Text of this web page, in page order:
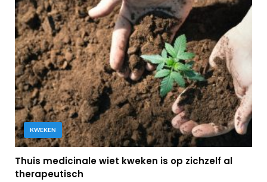
KWEKEN
Thuis medicinale wiet kweken is op zichzelf al
therapeutisch